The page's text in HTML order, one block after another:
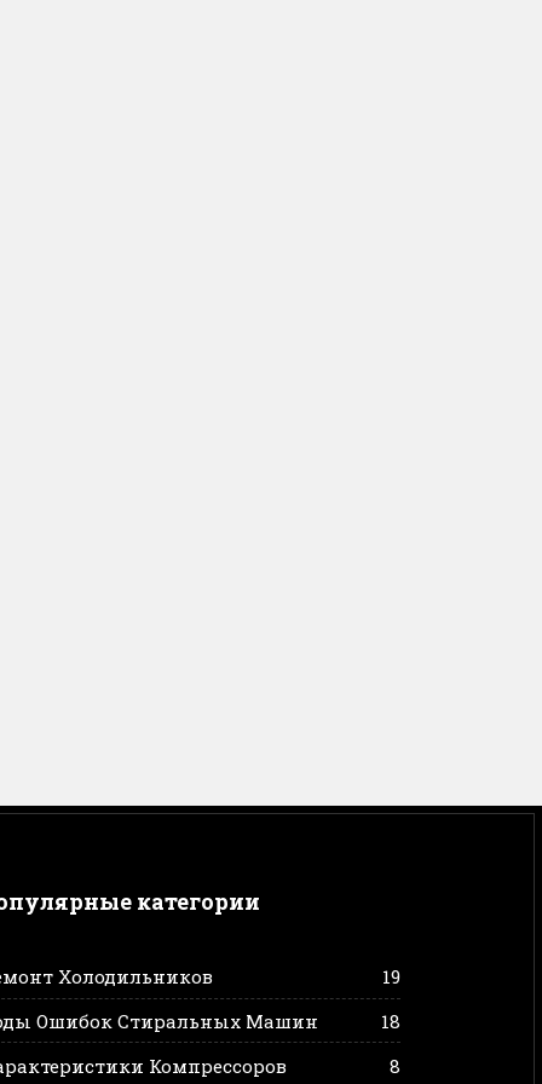
категории
Холодильников
19
Ошибок Стиральных Машин
18
Компрессоров
8